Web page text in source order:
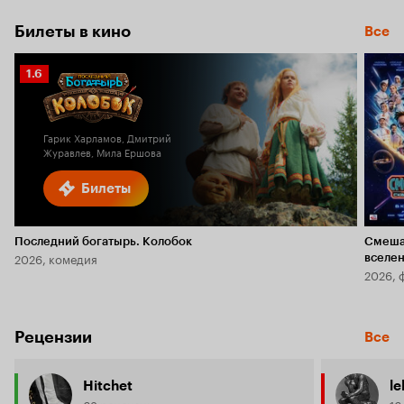
Билеты в кино Все
Билеты
Рейтинг
Кинопоиска
1.6
Гарик Харламов, Дмитрий
Журавлев, Мила Ершова
Последний богатырь. Колобок
2026, комедия
2026,
Рецензии Все
Hitchet